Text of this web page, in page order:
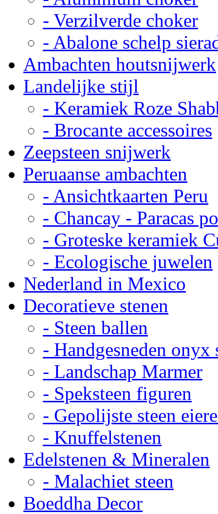
- Verzilverde choker
- Abalone schelp
Ambachten houtsnijwerk
Landelijke stijl
- Keramiek Roze
- Brocante accessoires
Zeepsteen snijwerk
Peruaanse ambachten
- Ansichtkaarten Peru
- Chancay - Paracas
- Groteske keramiek
- Ecologische juwelen
Nederland in Mexico
Decoratieve stenen
- Steen ballen
- Handgesneden onyx
- Landschap Marmer
- Speksteen figuren
- Gepolijste steen
- Knuffelstenen
Edelstenen & Mineralen
- Malachiet steen
Boeddha Decor